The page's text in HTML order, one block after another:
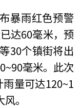
暴雨红色预警
达60毫米，预
30个镇街将出
毫米。此次
量可达120~1
。